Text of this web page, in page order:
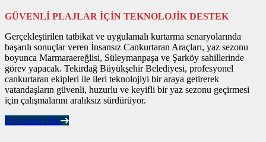
GÜVENLİ PLAJLAR İÇİN TEKNOLOJİK DESTEK
Gerçekleştirilen tatbikat ve uygulamalı kurtarma senaryolarında
başarılı sonuçlar veren İnsansız Cankurtaran Araçları, yaz sezonu
boyunca Marmaraereğlisi, Süleymanpaşa ve Şarköy sahillerinde
görev yapacak. Tekirdağ Büyükşehir Belediyesi, profesyonel
cankurtaran ekipleri ile ileri teknolojiyi bir araya getirerek
vatandaşların güvenli, huzurlu ve keyifli bir yaz sezonu geçirmesi
için çalışmalarını aralıksız sürdürüyor.
Devamını Oku